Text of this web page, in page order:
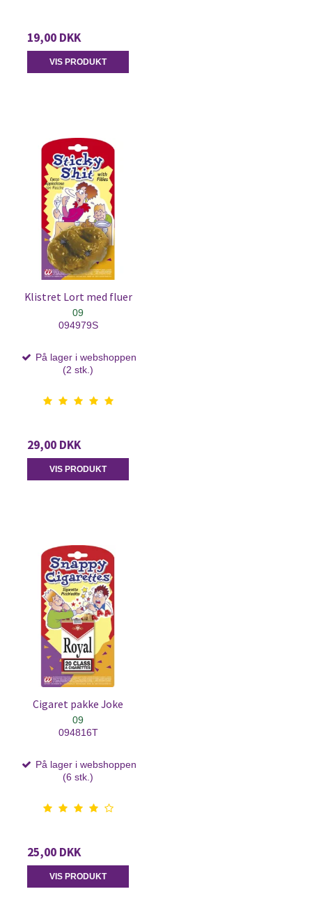
19,00 DKK
VIS PRODUKT
Klistret Lort med fluer
09
094979S
På lager i webshoppen
(2 stk.)
29,00 DKK
VIS PRODUKT
Cigaret pakke Joke
09
094816T
På lager i webshoppen
(6 stk.)
25,00 DKK
VIS PRODUKT